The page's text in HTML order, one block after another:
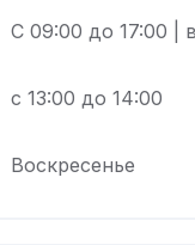
С 09:00 до 17:00 |
с 13:00 до 14:00
Воскресенье